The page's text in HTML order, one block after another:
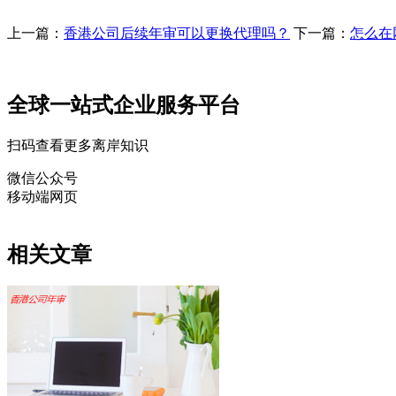
上一篇： 香港公司后续年审可以更换代理吗？ 下一篇： 怎么在
全球一站式企业服务平台
扫码查看更多离岸知识
微信公众号
移动端网页
相关文章